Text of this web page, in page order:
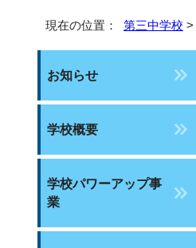
現在の位置： 第三中学校 >
お知らせ
学校概要
学校パワーアップ事
業